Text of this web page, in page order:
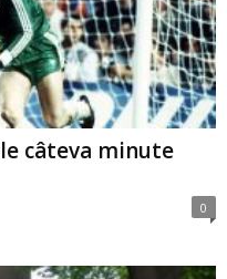
câteva minute
0